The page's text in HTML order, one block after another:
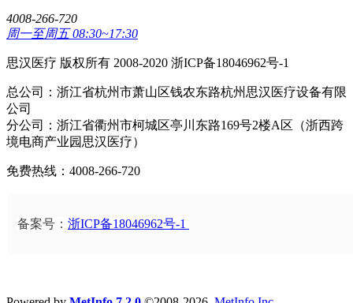
4008-266-720
周一至周五 08:30~17:30
思汉医疗 版权所有 2008-2020 浙ICP备18046962号-1
总公司：浙江省杭州市萧山区钱农东路杭州思汉医疗设备有限
公司
分公司：浙江省衢州市柯城区亭川东路169号2楼A区（浙西跨
境电商产业园思汉医疗）
免费热线：4008-266-720
备案号： 浙ICP备18046962号-1